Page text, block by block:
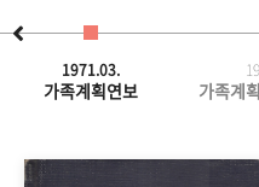
1971.03.
가족계획연보 가족계